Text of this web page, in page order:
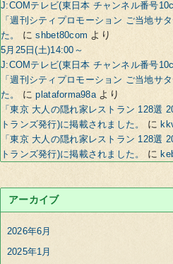
J:COMテレビ(東日本 チャンネル番号
「週刊シティプロモーション ご当地サ
た。
にshbet80com より
5月25日(土)14:00～
J:COMテレビ(東日本 チャンネル番号
「週刊シティプロモーション ご当地サ
た。
にplataforma98a より
「東京 大人の隠れ家レストラン 128選
トランズ発行)に掲載されました。
に
「東京 大人の隠れ家レストラン 128選
トランズ発行)に掲載されました。
に
アーカイブ
2026年6月
2025年1月